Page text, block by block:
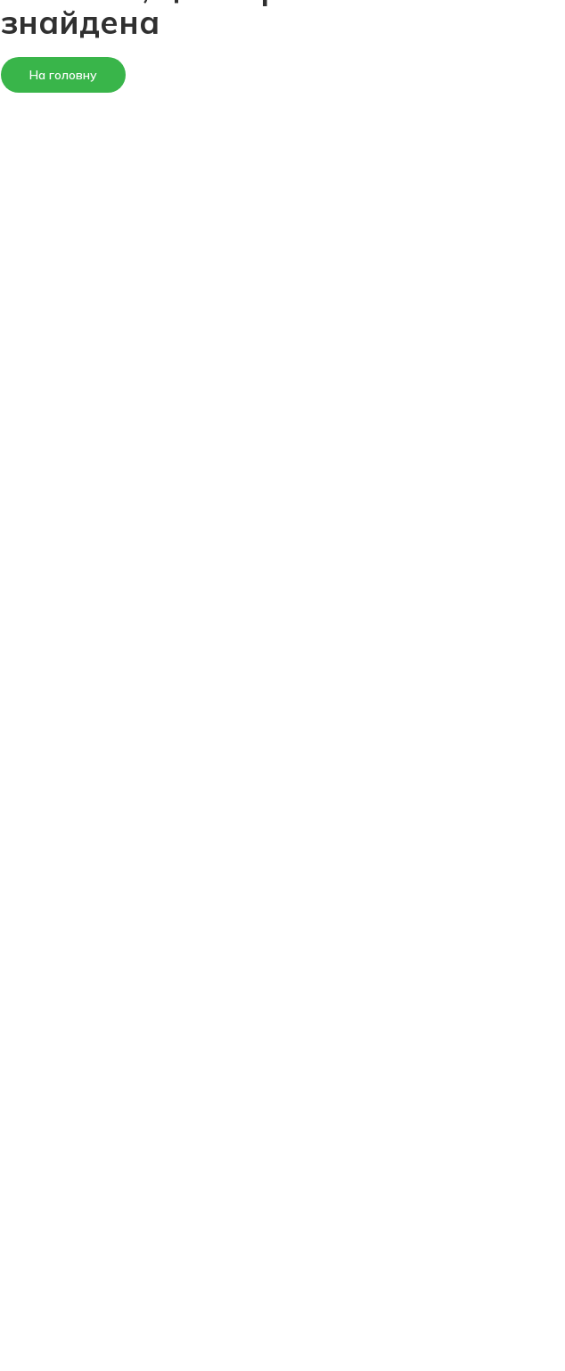
знайдена
На головну